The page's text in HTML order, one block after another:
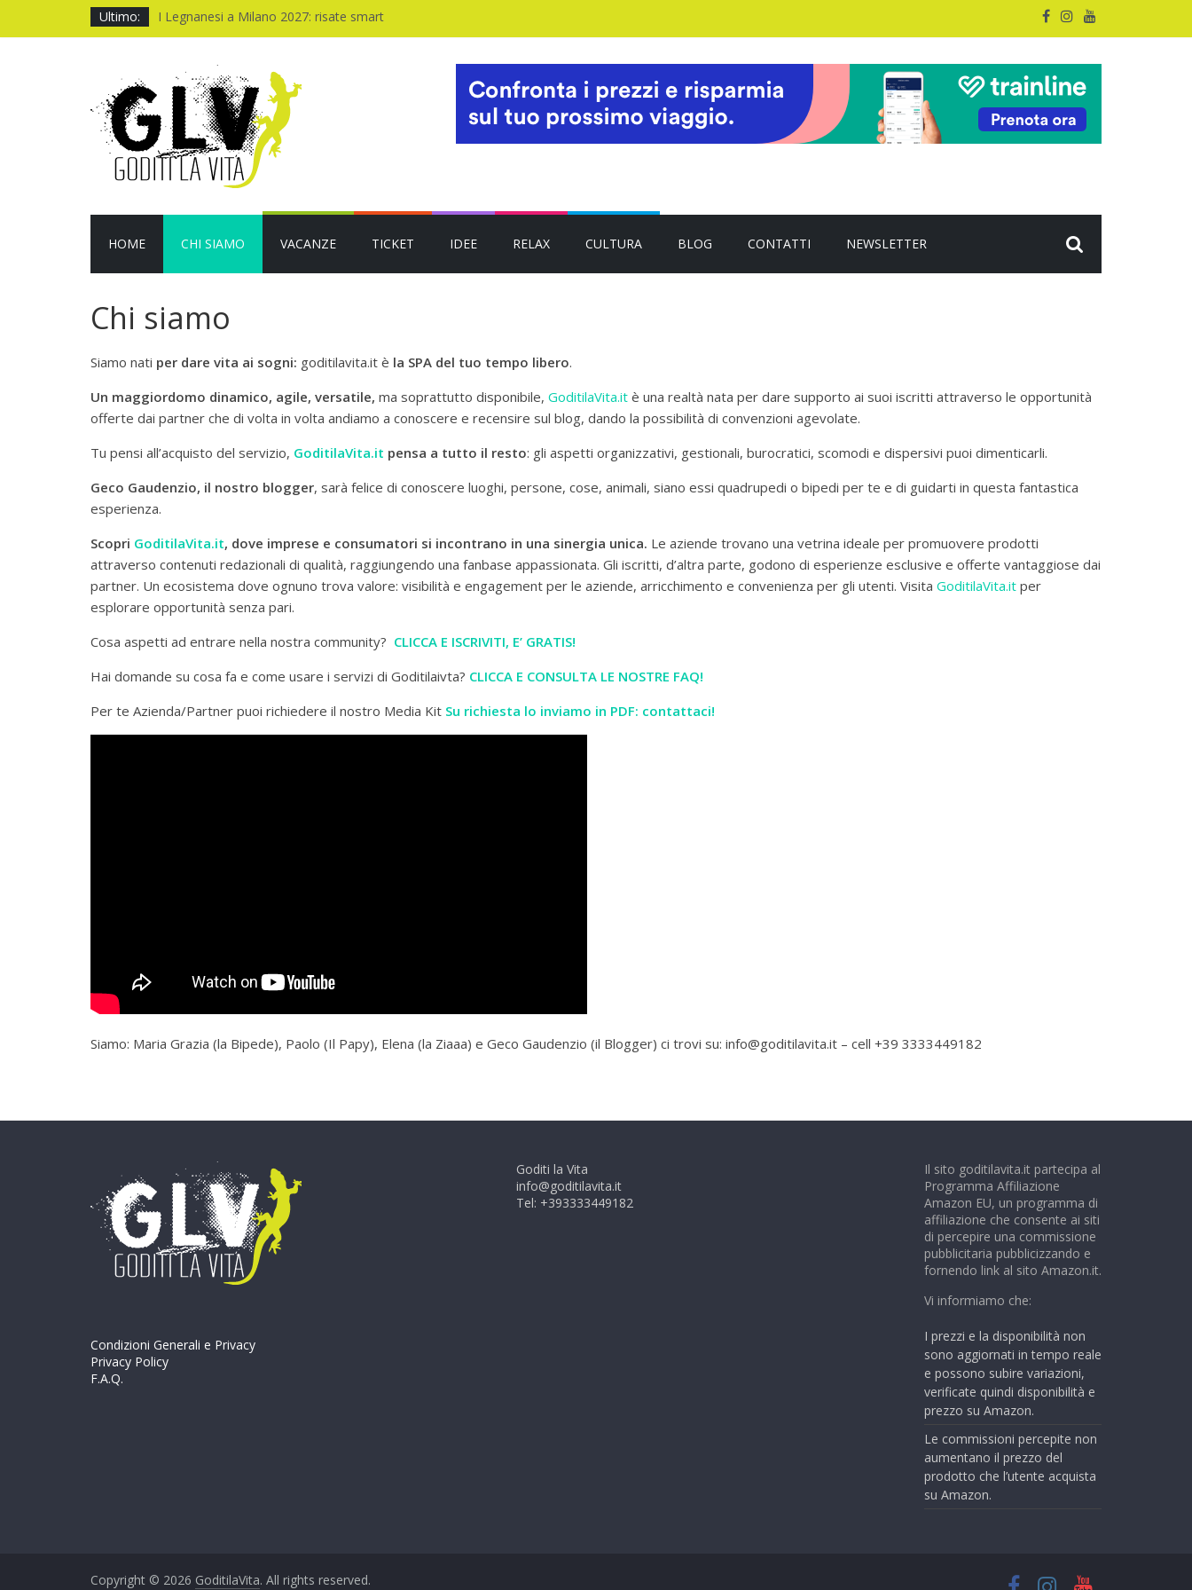
Ultimo:
I Legnanesi a Milano 2027: risate smart
New York a settembre: 5 giorni da vivere
Quando il CUP ti fa aspettare troppo
Baviera da fiaba tra castelli e meraviglie
HOME CHI SIAMO VACANZE TICKET IDEE RELAX CULTURA BLOG CONTATTI NEWSLETTER
Chi siamo
Siamo nati per dare vita ai sogni: goditilavita.it è la SPA del tuo tempo libero.
Un maggiordomo dinamico, agile, versatile, ma soprattutto disponibile, GoditilaVita.it è una realtà nata per dare supporto ai suoi iscritti attraverso le opportunità
offerte dai partner che di volta in volta andiamo a conoscere e recensire sul blog, dando la possibilità di convenzioni agevolate.
Tu pensi all’acquisto del servizio, GoditilaVita.it pensa a tutto il resto: gli aspetti organizzativi, gestionali, burocratici, scomodi e dispersivi puoi dimenticarli.
Geco Gaudenzio, il nostro blogger, sarà felice di conoscere luoghi, persone, cose, animali, siano essi quadrupedi o bipedi per te e di guidarti in questa fantastica
esperienza.
Scopri GoditilaVita.it, dove imprese e consumatori si incontrano in una sinergia unica. Le aziende trovano una vetrina ideale per promuovere prodotti
attraverso contenuti redazionali di qualità, raggiungendo una fanbase appassionata. Gli iscritti, d’altra parte, godono di esperienze esclusive e offerte vantaggiose dai
partner. Un ecosistema dove ognuno trova valore: visibilità e engagement per le aziende, arricchimento e convenienza per gli utenti. Visita GoditilaVita.it per
esplorare opportunità senza pari.
Cosa aspetti ad entrare nella nostra community? CLICCA E ISCRIVITI, E’ GRATIS!
Hai domande su cosa fa e come usare i servizi di Goditilaivta? CLICCA E CONSULTA LE NOSTRE FAQ!
Per te Azienda/Partner puoi richiedere il nostro Media Kit Su richiesta lo inviamo in PDF: contattaci!
Siamo: Maria Grazia (la Bipede), Paolo (Il Papy), Elena (la Ziaaa) e Geco Gaudenzio (il Blogger) ci trovi su: info@goditilavita.it – cell +39 3333449182
Condizioni Generali e Privacy
Privacy Policy
F.A.Q.
Goditi la Vita
info@goditilavita.it
Tel: +393333449182
Il sito goditilavita.it partecipa al
Programma Affiliazione
Amazon EU, un programma di
affiliazione che consente ai siti
di percepire una commissione
pubblicitaria pubblicizzando e
fornendo link al sito Amazon.it.
Vi informiamo che:
I prezzi e la disponibilità non
sono aggiornati in tempo reale
e possono subire variazioni,
verificate quindi disponibilità e
prezzo su Amazon.
Le commissioni percepite non
aumentano il prezzo del
prodotto che l’utente acquista
su Amazon.
Copyright © 2026 GoditilaVita. All rights reserved.